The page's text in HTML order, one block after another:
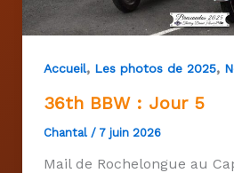
Accueil, Les photos de 2025,
36th BBW : Jour 5
Chantal / 7 juin 2026
Mail de Rochelongue au